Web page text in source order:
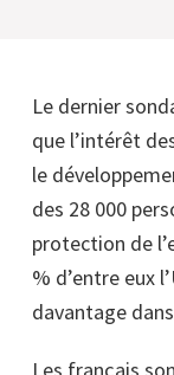
Le dernier
que l’intérêt
le
des 28 000
protection de
% d’entre eux
davantage